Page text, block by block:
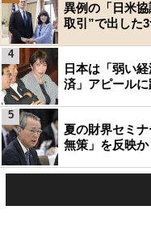
異例の「日米
取引”で出した
日本は「弱い
済」アピール
4
夏の財界セミ
無策」を反映
5